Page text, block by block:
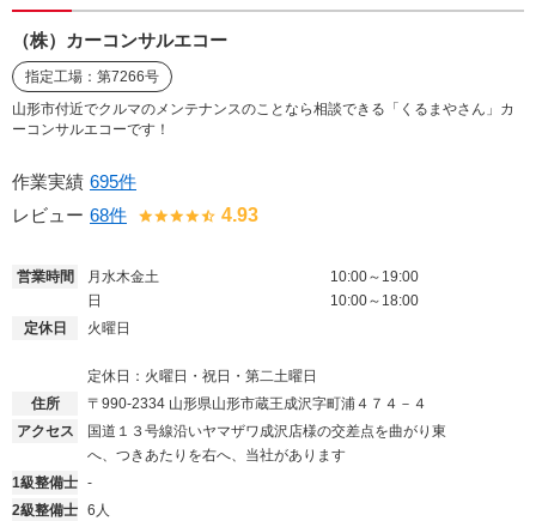
（株）カーコンサルエコー
指定工場：第7266号
山形市付近でクルマのメンテナンスのことなら相談できる「くるまやさん」カ
ーコンサルエコーです！
作業実績 695件
レビュー 68件 4.93
営業時間 月水木金土
10:00～19:00
日
10:00～18:00
定休日
火曜日
定休日：火曜日・祝日・第二土曜日
住所
〒990-2334 山形県山形市蔵王成沢字町浦４７４－４
アクセス
国道１３号線沿いヤマザワ成沢店様の交差点を曲がり東
へ、つきあたりを右へ、当社があります
1級整備士 -
2級整備士 6人